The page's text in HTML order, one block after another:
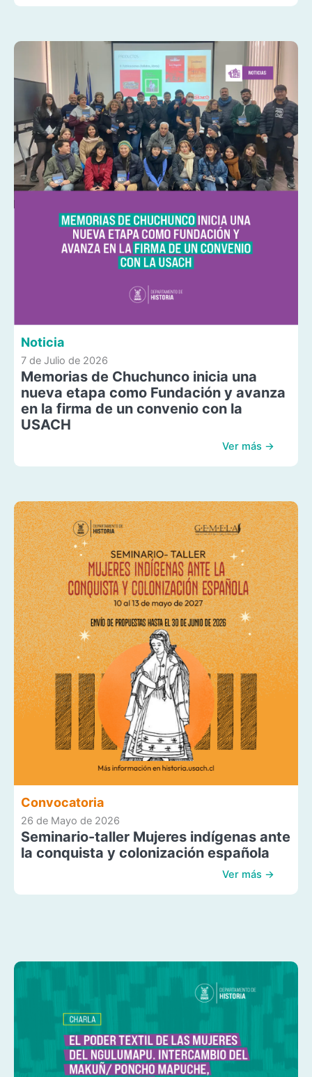
Noticia
7 de Julio de 2026
Memorias de Chuchunco inicia una
nueva etapa como Fundación y avanza
en la firma de un convenio con la
USACH
Ver más →
Convocatoria
26 de Mayo de 2026
Seminario-taller Mujeres indígenas ante
la conquista y colonización española
Ver más →